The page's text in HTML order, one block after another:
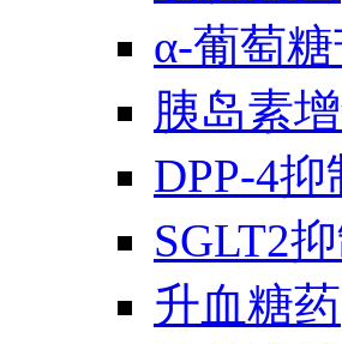
α-葡萄
胰岛素
DPP-4
SGLT2
升血糖药